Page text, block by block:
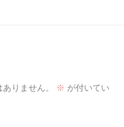
りません。 ※ が付いてい